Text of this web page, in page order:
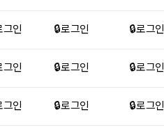
그인 🔒 로그인 🔒 로그인
그인 🔒 로그인 🔒 로그인
그인 🔒 로그인 🔒 로그인